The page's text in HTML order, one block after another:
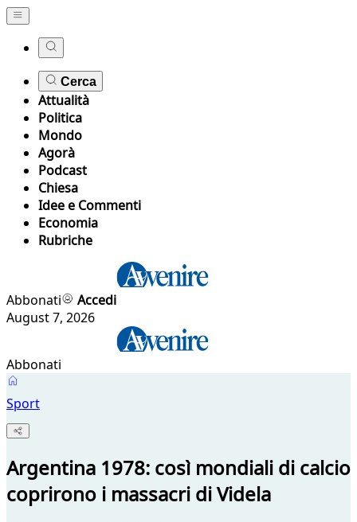
Cerca
Attualità
Politica
Mondo
Agorà
Podcast
Chiesa
Idee e Commenti
Economia
Rubriche
Abbonati
Accedi
August 7, 2026
Abbonati
Sport
Argentina 1978: così mondiali di calcio
coprirono i massacri di Videla